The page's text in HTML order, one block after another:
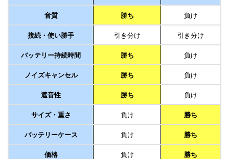
音質 勝ち 負け
接続・使い勝手 引き分け 引き分け
バッテリー持続時間 勝ち 負け
ノイズキャンセル 勝ち 負け
遮音性 勝ち 負け
サイズ・重さ 負け 勝ち
バッテリーケース 負け 勝ち
価格 負け 勝ち